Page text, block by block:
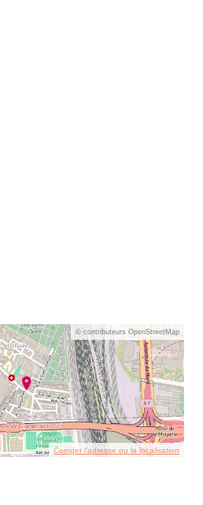
© contributeurs OpenStreetMap
Corriger l’adresse ou la localisation